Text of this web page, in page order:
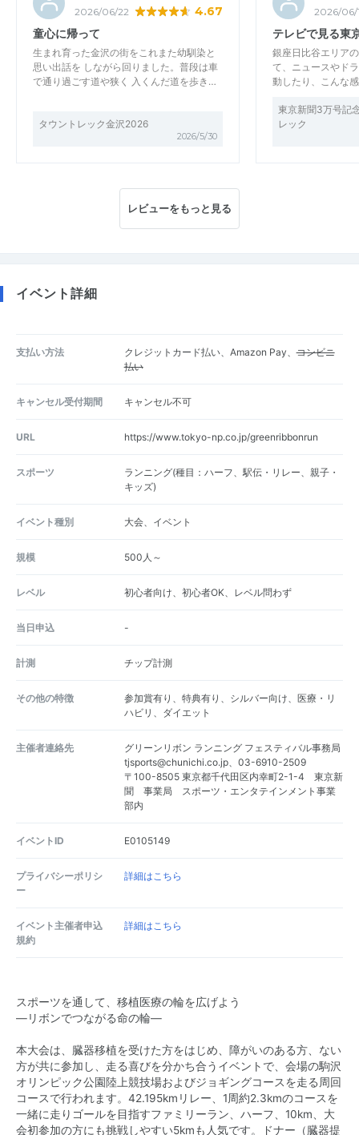
2026/06/22 4.67
童心に帰って
生まれ育った金沢の街をこれまた幼馴染と
思い出話を しながら回りました。普段は車
で通り過ごす道や狭く 入くんだ道を歩き…
タウントレック金沢2026
2026/5/30
2026/06/
テレビで見る東
銀座日比谷エリア
て、ニュースやド
動したり、こんな
東京新聞3万号記
レック
レビューをもっと見る
イベント詳細
支払い方法 クレジットカード払い、Amazon Pay、コンビニ
払い
キャンセル受付期間 キャンセル不可
URL https://www.tokyo-np.co.jp/greenribbonrun
スポーツ
ランニング(種目：ハーフ、駅伝・リレー、親子・
キッズ)
イベント種別 大会、イベント
規模 500人～
レベル 初心者向け、初心者OK、レベル問わず
当日申込 -
計測 チップ計測
その他の特徴
参加賞有り、特典有り、シルバー向け、医療・リ
ハビリ、ダイエット
主催者連絡先
グリーンリボン ランニング フェスティバル事務局
tjsports@chunichi.co.jp、03-6910-2509
〒100-8505 東京都千代田区内幸町2-1-4 東京新
聞 事業局 スポーツ・エンタテインメント事業
部内
イベントID E0105149
プライバシーポリシ
ー
詳細はこちら
イベント主催者申込
規約
詳細はこちら
スポーツを通して、移植医療の輪を広げよう
―リボンでつながる命の輪―
本大会は、臓器移植を受けた方をはじめ、障がいのある方、ない
方が共に参加し、走る喜びを分かち合うイベントで、会場の駒沢
オリンピック公園陸上競技場およびジョギングコースを走る周回
コースで行われます。42.195kmリレー、1周約2.3kmのコースを
一緒に走りゴールを目指すファミリーラン、ハーフ、10km、大
会初参加の方にも挑戦しやすい5kmも人気です。ドナー（臓器提